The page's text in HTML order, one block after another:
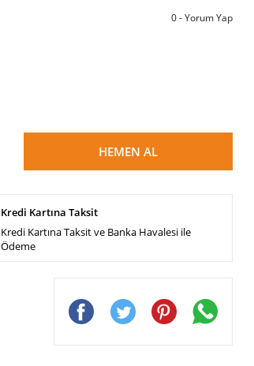
0 - Yorum Yap
HEMEN AL
Kredi Kartına Taksit
Kredi Kartına Taksit ve Banka Havalesi ile
Ödeme